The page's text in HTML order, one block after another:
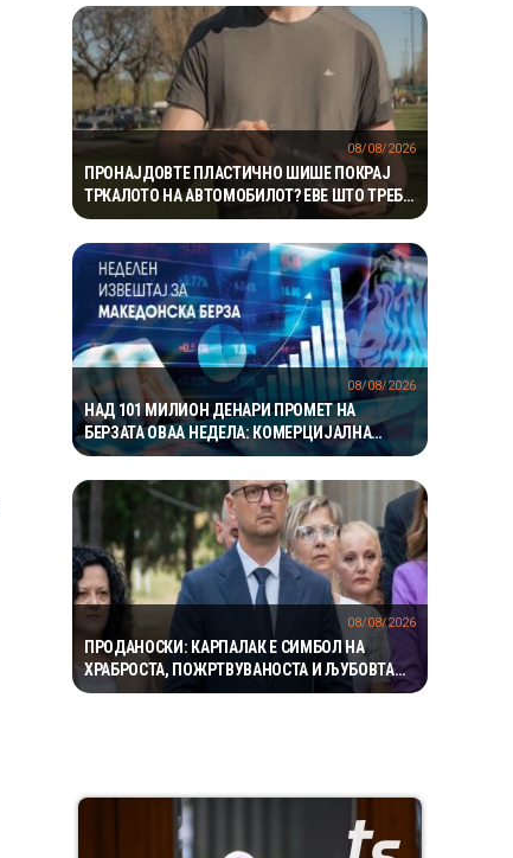
ПРОНАЈДОВТЕ ПЛАСТИЧНО ШИШЕ ПОКРАЈ
ТРКАЛОТО НА АВТОМОБИЛОТ? ЕВЕ ШТО ТРЕБА
ВЕДНАШ ДА НАПРАВИТЕ ЗА ДА ИЗБЕГНЕТЕ
НЕПРИЈАТНОСТ
08/08/2026
НАД 101 МИЛИОН ДЕНАРИ ПРОМЕТ НА
БЕРЗАТА ОВАА НЕДЕЛА: КОМЕРЦИЈАЛНА
БАНКА УБЕДЛИВО НАЈТРГУВАНА
08/08/2026
ПРОДАНОСКИ: КАРПАЛАК Е СИМБОЛ НА
ХРАБРОСТА, ПОЖРТВУВАНОСТА И ЉУБОВТА
КОН ТАТКОВИНАТА
08/08/2026